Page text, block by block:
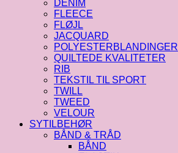
DENIM
FLEECE
FLØJL
JACQUARD
POLYESTERBLANDINGER
QUILTEDE KVALITETER
RIB
TEKSTIL TIL SPORT
TWILL
TWEED
VELOUR
SYTILBEHØR
BÅND & TRÅD
BÅND